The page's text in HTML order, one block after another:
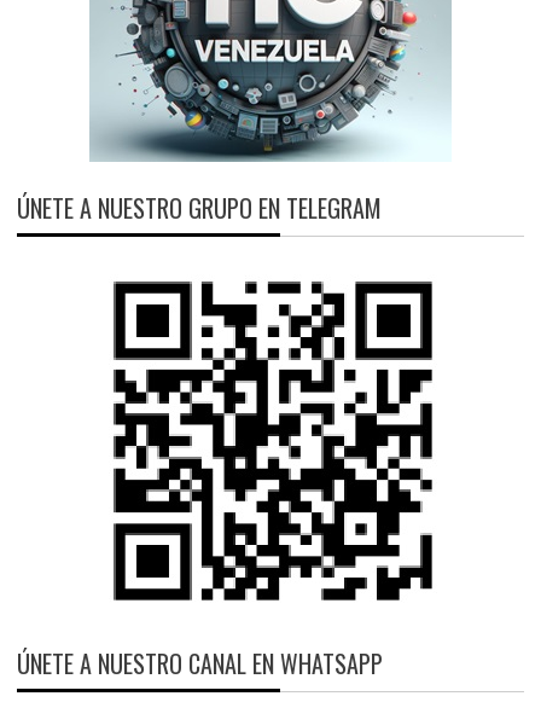
ÚNETE A NUESTRO GRUPO EN TELEGRAM
ÚNETE A NUESTRO CANAL EN WHATSAPP